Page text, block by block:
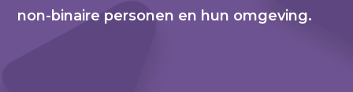
non-binaire personen en hun omgeving.